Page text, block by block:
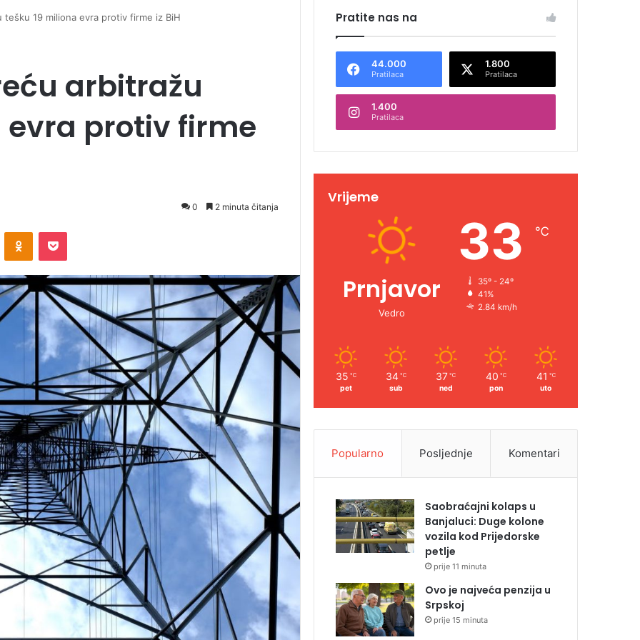
19 miliona evra protiv firme iz BiH
arbitražu
evra protiv firme
0 2 minuta čitanja
Pratite nas na
44.000
Pratilaca
1.800
Pratilaca
1.400
Pratilaca
Vrijeme
Prnjavor
Vedro
33 ℃
35º - 24º
41%
2.84 km/h
35 ℃
pet
34 ℃
sub
37 ℃
ned
40 ℃
pon
41 ℃
uto
Popularno Posljednje Komentari
Saobraćajni kolaps u
Banjaluci: Duge kolone
vozila kod Prijedorske
petlje
prije 11 minuta
Ovo je najveća penzija u
Srpskoj
prije 15 minuta